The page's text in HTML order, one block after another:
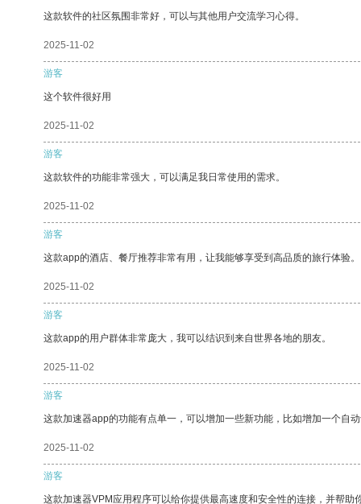
这款软件的社区氛围非常好，可以与其他用户交流学习心得。
2025-11-02
游客
这个软件很好用
2025-11-02
游客
这款软件的功能非常强大，可以满足我日常使用的需求。
2025-11-02
游客
这款app的酒店、餐厅推荐非常有用，让我能够享受到高品质的旅行体验。
2025-11-02
游客
这款app的用户群体非常庞大，我可以结识到来自世界各地的朋友。
2025-11-02
游客
这款加速器app的功能有点单一，可以增加一些新功能，比如增加一个自
2025-11-02
游客
这款加速器VPM应用程序可以给你提供最高速度和安全性的连接，并帮助